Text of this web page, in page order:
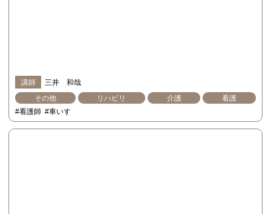
講師
三井 和哉
その他
リハビリ 介護
看護
#看護師 #車いす